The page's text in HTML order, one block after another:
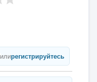
илирегистрируйтесь